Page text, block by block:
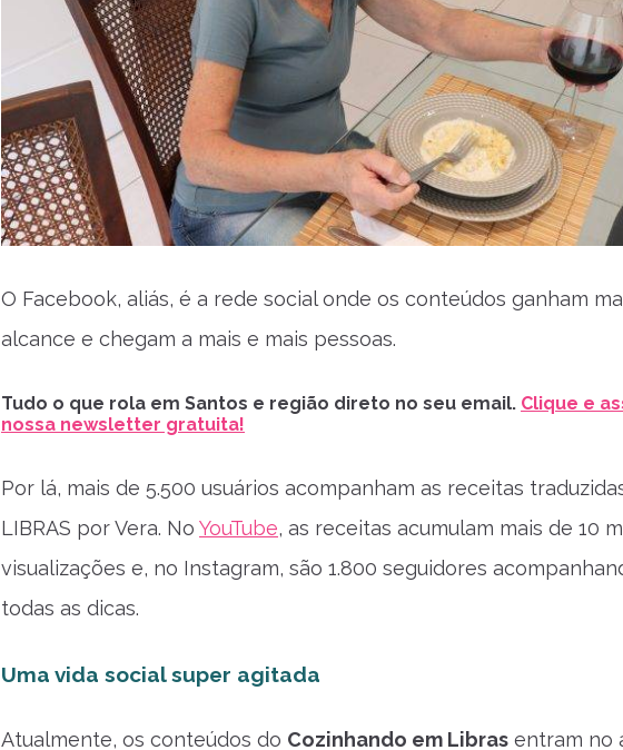
O Facebook, aliás, é a rede social onde os conteúdos ganham
alcance e chegam a mais e mais pessoas.
Tudo o que rola em Santos e região direto no seu email. Clique e
nossa newsletter gratuita!
Por lá, mais de 5.500 usuários acompanham as receitas
LIBRAS por Vera. No YouTube, as receitas acumulam mais de 10
visualizações e, no Instagram, são 1.800 seguidores
todas as dicas.
Uma vida social super agitada
Atualmente, os conteúdos do Cozinhando em Libras entram no